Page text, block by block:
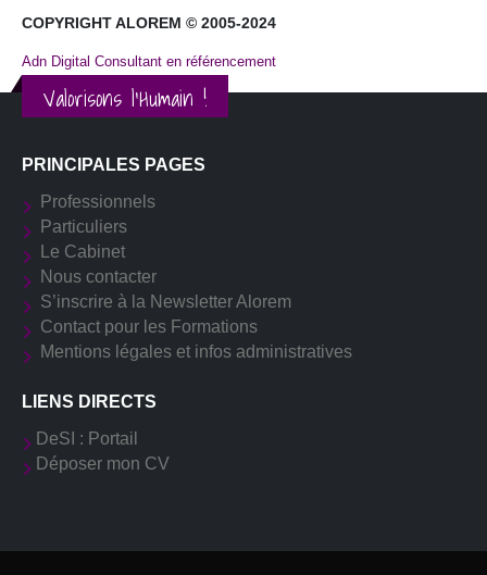
COPYRIGHT ALOREM © 2005-2024
Adn Digital Consultant en référencement
Valorisons l'Humain !
PRINCIPALES PAGES
Professionnels
Particuliers
Le Cabinet
Nous contacter
S’inscrire à la Newsletter Alorem
Contact pour les Formations
Mentions légales et infos administratives
LIENS DIRECTS
DeSI : Portail
Déposer mon CV